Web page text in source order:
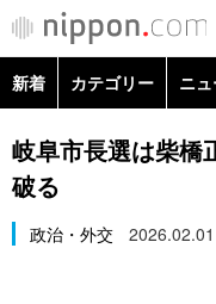
カテゴリー
新着 カテゴリー ニ
政治・外交
経済・ビジネス
岐阜市長選は柴
破る
政治・外交